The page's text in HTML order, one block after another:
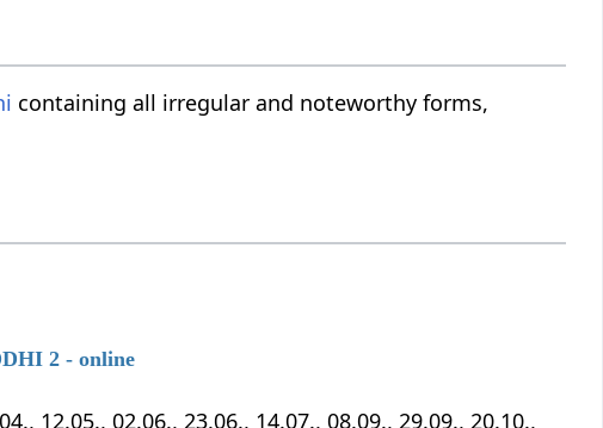
containing all irregular and noteworthy forms,
2 - online
12.05., 02.06., 23.06., 14.07., 08.09., 29.09., 20.10.,